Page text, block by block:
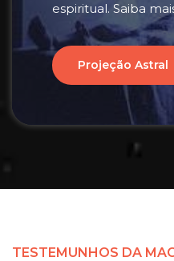
espiritual. Saiba
Projeção Astral
TESTEMUNHOS DA